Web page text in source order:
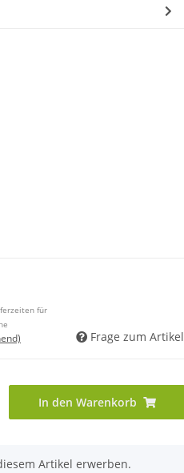
für
Frage zum Artikel
In den Warenkorb
Artikel erwerben.